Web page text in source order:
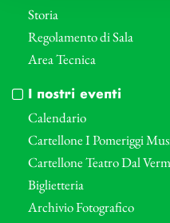
Storia
Regolamento di Sala
Area Tecnica
I nostri eventi
Calendario
Cartellone I Pomeriggi
Cartellone Teatro Dal
Biglietteria
Archivio Fotografico